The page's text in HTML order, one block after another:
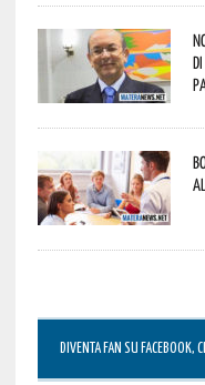
DIVENTA FAN SU FACEBOOK,